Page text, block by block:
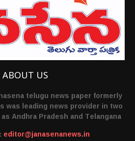
ABOUT US
telugu news paper formerly
was leading news provider in two
Andhra Pradesh and Telangana
editor@janasenanews.in